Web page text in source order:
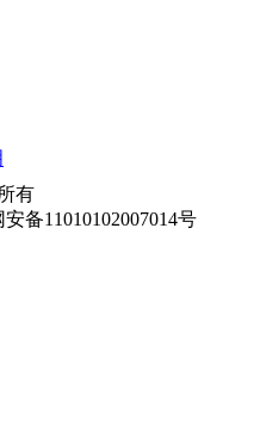
有
备11010102007014号